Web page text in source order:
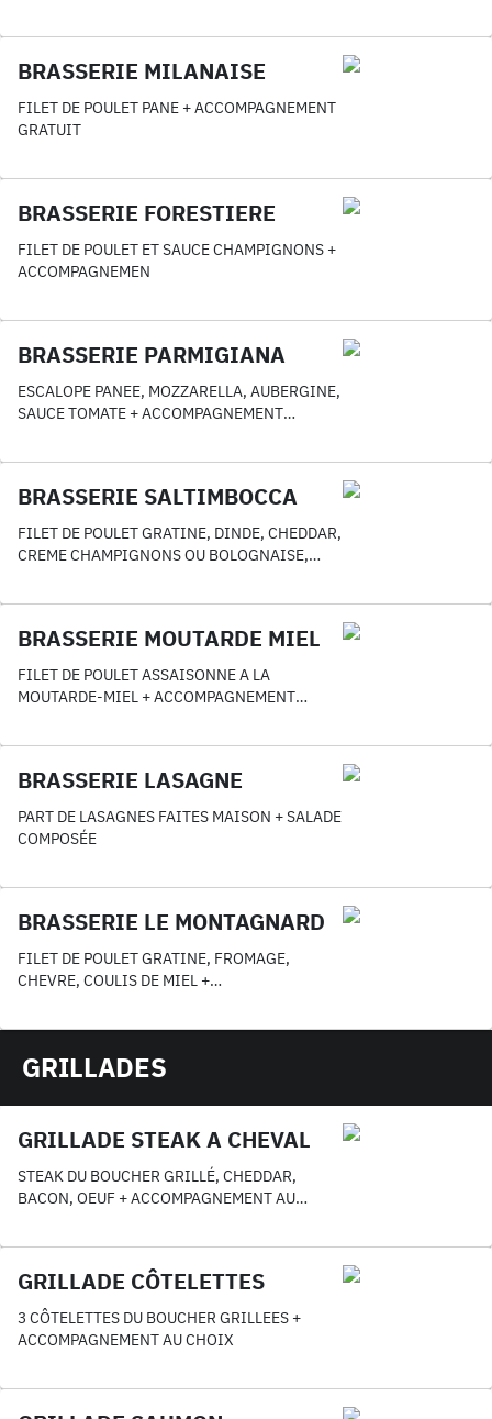
BRASSERIE MILANAISE
FILET DE POULET PANE + ACCOMPAGNEMENT
GRATUIT
BRASSERIE FORESTIERE
FILET DE POULET ET SAUCE CHAMPIGNONS +
ACCOMPAGNEMEN
BRASSERIE PARMIGIANA
ESCALOPE PANEE, MOZZARELLA, AUBERGINE,
SAUCE TOMATE + ACCOMPAGNEMENT
BRASSERIE SALTIMBOCCA
FILET DE POULET GRATINE, DINDE, CHEDDAR,
CREME CHAMPIGNONS OU BOLOGNAISE,
AU CHOIX
BRASSERIE MOUTARDE MIEL
FILET DE POULET ASSAISONNE A LA
MOUTARDE-MIEL + ACCOMPAGNEMENT
BRASSERIE LASAGNE
PART DE LASAGNES FAITES MAISON + SALADE
COMPOSÉE
BRASSERIE LE MONTAGNARD
FILET DE POULET GRATINE, FROMAGE,
CHEVRE, COULIS DE MIEL +
GRILLADES
GRILLADE STEAK A CHEVAL
STEAK DU BOUCHER GRILLÉ, CHEDDAR,
BACON, OEUF + ACCOMPAGNEMENT AU
GRILLADE CÔTELETTES
3 CÔTELETTES DU BOUCHER GRILLEES +
ACCOMPAGNEMENT AU CHOIX